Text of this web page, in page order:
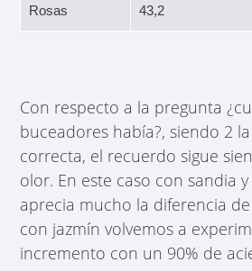
Rosas 43,2
Con respecto a la pregunta
buceadores había?, siendo 2
correcta, el recuerdo sigue
olor. En este caso con sandia
aprecia mucho la diferencia
con jazmín volvemos a
incremento con un 90% de